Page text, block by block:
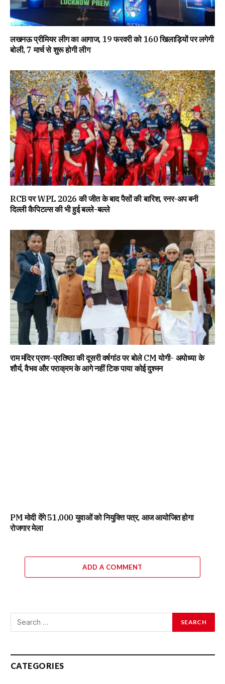
लखनऊ प्रीमियर लीग का आगाज, 19 फरवरी को 160 खिलाड़ियों पर लगेगी
बोली, 7 मार्च से शुरू होगी लीग
RCB पर WPL 2026 की जीत के बाद पैसों की बारिश, रनर-अप बनी
दिल्ली कैपिटल्स की भी हुई बल्ले-बल्ले
राम मंदिर प्राण-प्रतिष्ठा की दूसरी वर्षगांठ पर बोले CM योगी- अयोध्या के
शौर्य, वैभव और पराक्रम के आगे नहीं टिक पाया कोई दुश्मन
PM मोदी देंगे 51,000 युवाओं को नियुक्ति पत्र, आज आयोजित होगा
रोजगार मेला
ADD A COMMENT
CATEGORIES